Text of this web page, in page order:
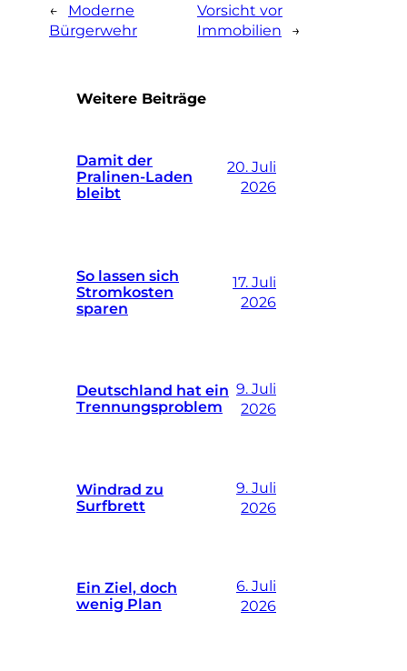
←
Moderne
Bürgerwehr
Vorsicht vor
Immobilien
→
Weitere Beiträge
Damit der
Pralinen-Laden
bleibt
20. Juli
2026
So lassen sich
Stromkosten
sparen
17. Juli
2026
Deutschland hat ein
Trennungsproblem
9. Juli
2026
Windrad zu
Surfbrett
9. Juli
2026
Ein Ziel, doch
wenig Plan
6. Juli
2026